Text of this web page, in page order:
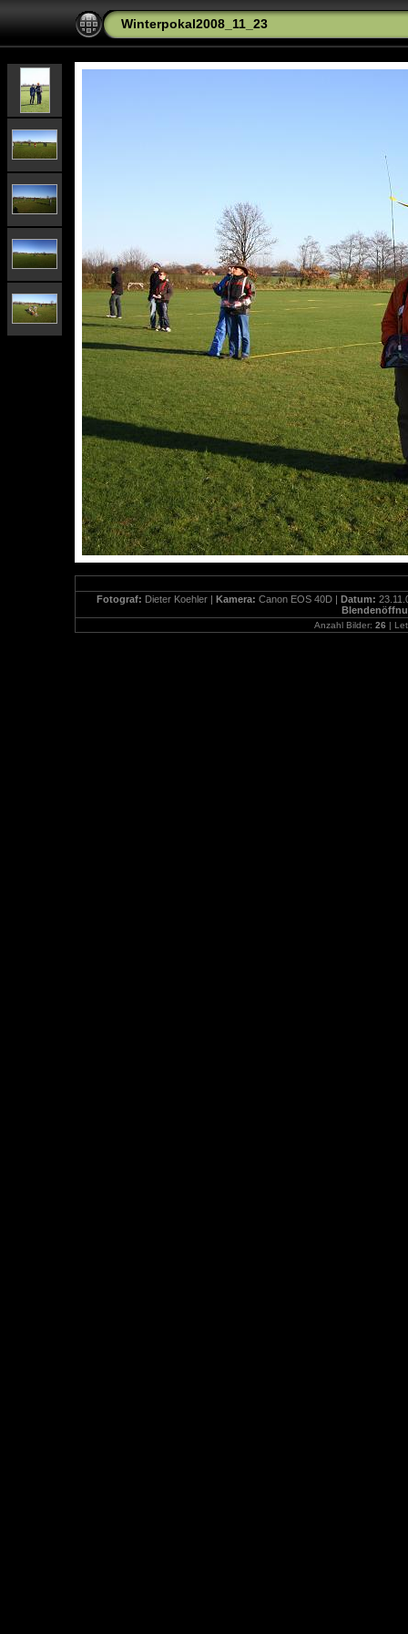
Winterpokal2008_11_23
Fotograf: Dieter Koehler | Kamera: Canon EOS 40D | Datum:
Anzahl Bilder: 26 |